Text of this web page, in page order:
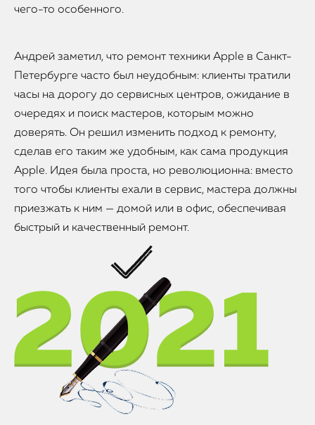
чего-то особенного.
Андрей заметил, что ремонт техники Apple в Санкт-
Петербурге часто был неудобным: клиенты тратили
часы на дорогу до сервисных центров, ожидание в
очередях и поиск мастеров, которым можно
доверять. Он решил изменить подход к ремонту,
сделав его таким же удобным, как сама продукция
Apple. Идея была проста, но революционна: вместо
того чтобы клиенты ехали в сервис, мастера должны
приезжать к ним — домой или в офис, обеспечивая
быстрый и качественный ремонт.